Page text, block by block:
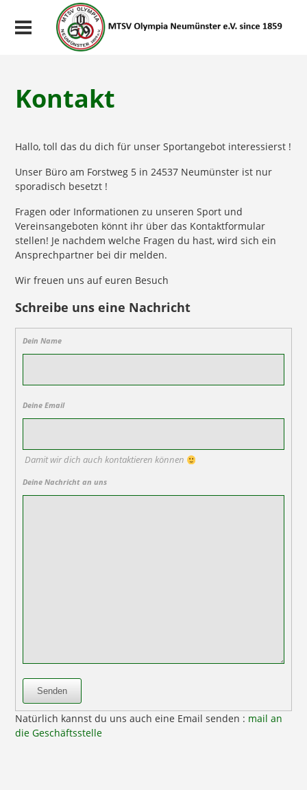
Kontakt
Hallo, toll das du dich für unser Sportangebot interessierst !
Unser Büro am Forstweg 5 in 24537 Neumünster ist nur
sporadisch besetzt !
Fragen oder Informationen zu unseren Sport und
Vereinsangeboten könnt ihr über das Kontaktformular
stellen! Je nachdem welche Fragen du hast, wird sich ein
Ansprechpartner bei dir melden.
Wir freuen uns auf euren Besuch
Schreibe uns eine Nachricht
Dein Name
Deine Email
Damit wir dich auch kontaktieren können
Deine Nachricht an uns
Senden
Natürlich kannst du uns auch eine Email senden : mail an
die Geschäftsstelle